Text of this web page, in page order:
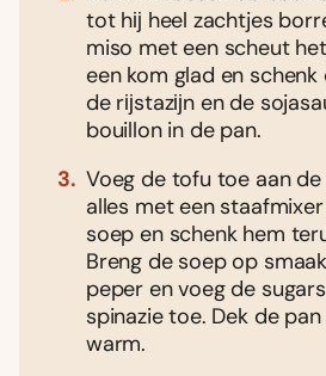
tot hĳ heel zachtjes
miso met een scheut
een kom glad en
de rĳstazĳn en de
bouillon in de pan.
Voeg de tofu toe aan
alles met een
soep en schenk hem
Breng de soep op
peper en voeg de
spinazie toe. Dek de
warm.